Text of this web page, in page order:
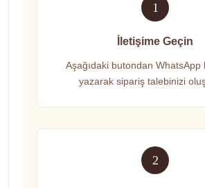
1
İletişime Geçin
Aşağıdaki butondan WhatsApp
yazarak sipariş talebinizi
2